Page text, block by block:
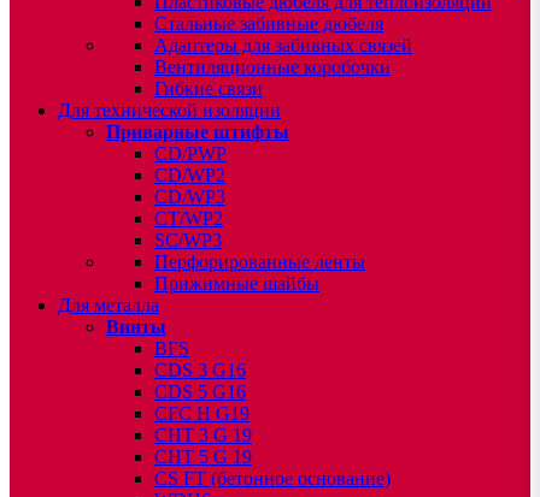
Стальные забивные дюбеля
Адаптеры для забивных связей
Вентиляционные коробочки
Гибкие связи
Для технической изоляции
Приварные штифты
CD/PWP
CD/WP2
CD/WP3
CT/WP2
SC/WP3
Перфорированные ленты
Прижимные шайбы
Для металла
Винты
BFS
CDS 3 G16
CDS 5 G16
CFC H G19
CHT 3 G 19
CHT 5 G 19
CS FT (бетонное основание)